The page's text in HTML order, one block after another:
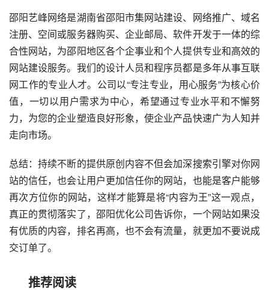
邵阳艺峰网络是湖南省邵阳市集网站建设、网络推广、域名
注册、空间或服务器购买、企业邮局、软件开发于一体的综
合性网站，为邵阳地区各个企事业和个人提供专业和高效的
网站建设服务。我们的设计人员和程序员都是多年从事互联
网工作的专业人才。公司以“专注专业，用心服务”为核心价
值，一切以用户需求为中心，希望通过专业水平和不懈努
力，为您的企业塑造良好形象，使企业产品快速广为人知并
走向市场。
总结：持续不断的提供原创内容不但会加深搜索引擎对你网
站的信任，也会让用户更加信任你的网站，也能是客户能够
再次方位你的网站，这样才能算是将“内容为王”这一观点，
真正的贯彻落实了，邵阳优化公司告诉你，一个网站如果没
有优质的内容，排名再高，也不会有流量，就更加不要说成
交订单了。
推荐阅读